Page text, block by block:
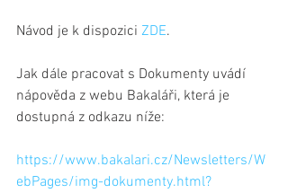
Návod je k dispozici ZDE.
Jak dále pracovat s Dokumenty uvádí
nápověda z webu Bakaláři, která je
dostupná z odkazu níže:
https://www.bakalari.cz/Newsletters/W
ebPages/img-dokumenty.html?